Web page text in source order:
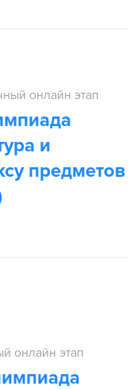
онлайн этап
и
предметов
онлайн этап